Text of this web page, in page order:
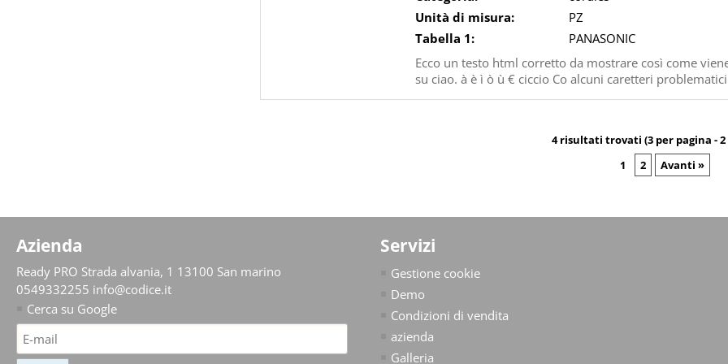
Unità di misura:
PZ
Tabella 1:
PANASONIC
Ecco un testo html corretto da mostrare così come
su ciao. à è ì ò ù € ciccio Co alcuni caretteri
4 risultati trovati (3 per pagina -
1
2 Avanti »
Azienda
Ready PRO Strada alvania, 1 13100 San marino
0549332255 info@codice.it
Cerca su Google
Servizi
Gestione cookie
Demo
Condizioni di vendita
azienda
Galleria